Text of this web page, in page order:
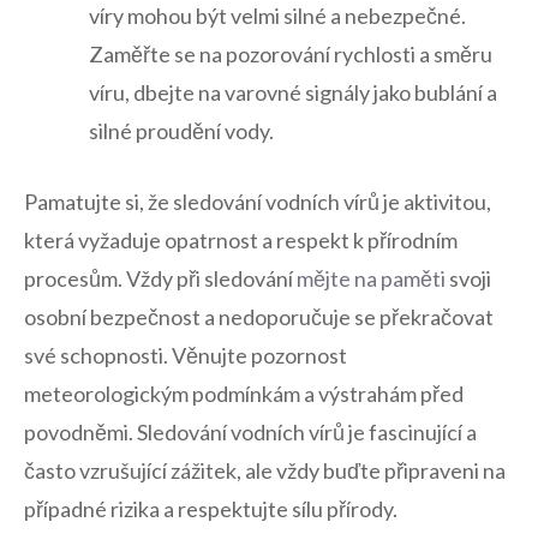
víry mohou být velmi silné a nebezpečné.
Zaměřte se na pozorování rychlosti a směru
víru, dbejte na varovné signály jako bublání a
silné proudění vody.
Pamatujte si, že sledování vodních vírů je aktivitou,
která vyžaduje opatrnost a respekt k přírodním
procesům. Vždy při sledovánímějte na paměti svoji
osobní bezpečnost a nedoporučuje se překračovat
své schopnosti. Věnujte pozornost
meteorologickým podmínkám a výstrahám před
povodněmi. Sledování vodních vírů je fascinující a
často vzrušující zážitek, ale vždy buďte připraveni na
případné rizika a respektujte sílu přírody.